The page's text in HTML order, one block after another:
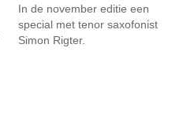
In de november editie een
special met tenor saxofonist
Simon Rigter.